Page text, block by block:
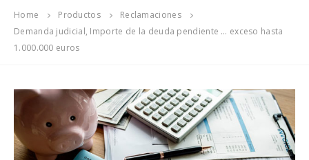
Home Productos
Reclamaciones
Demanda judicial, Importe de la deuda pendiente … exceso hasta
1.000.000 euros